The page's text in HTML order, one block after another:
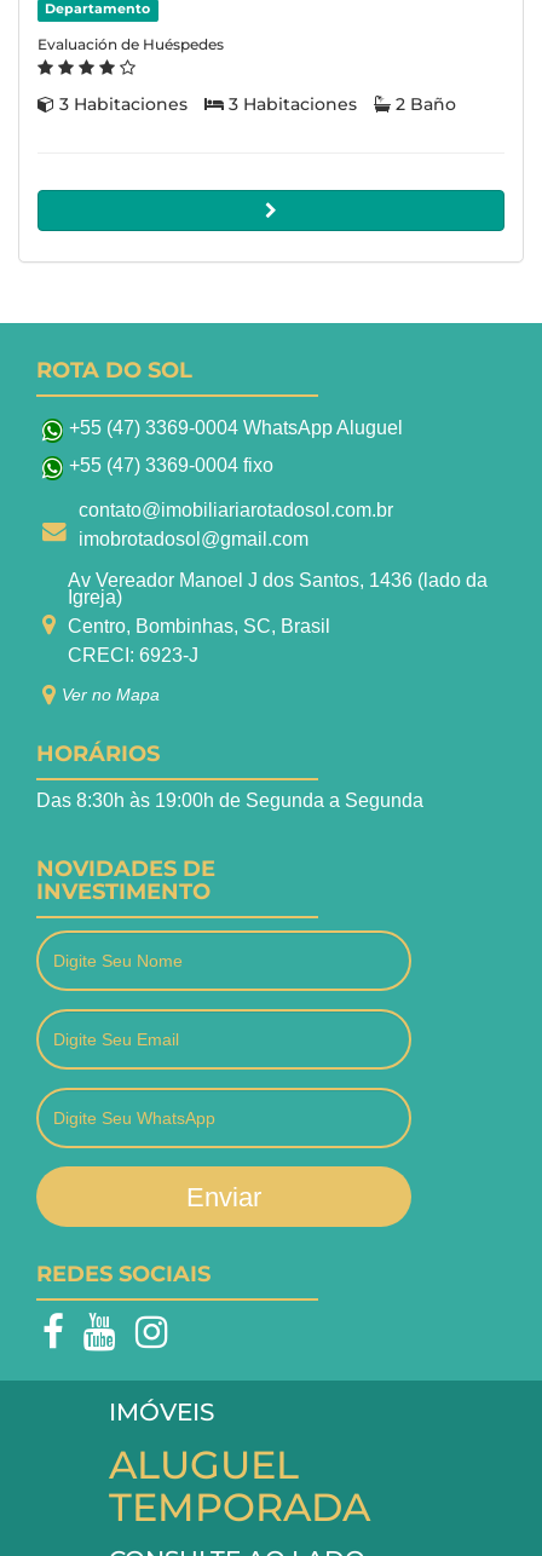
Departamento
Evaluación de Huéspedes
3 Habitaciones 3 Habitaciones 2 Baño
ROTA DO SOL
+55 (47) 3369-0004 WhatsApp Aluguel
+55 (47) 3369-0004 fixo
contato@imobiliariarotadosol.com.br
imobrotadosol@gmail.com
Av Vereador Manoel J dos Santos, 1436 (lado da
Igreja)
Centro, Bombinhas, SC, Brasil
CRECI: 6923-J
Ver no Mapa
HORÁRIOS
Das 8:30h às 19:00h de Segunda a Segunda
NOVIDADES DE
INVESTIMENTO
Enviar
REDES SOCIAIS
IMÓVEIS
ALUGUEL
TEMPORADA